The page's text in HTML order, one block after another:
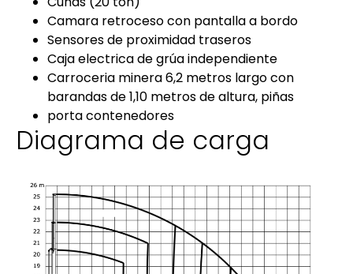
Camara retroceso con pantalla a bordo
Sensores de proximidad traseros
Caja electrica de grúa independiente
Carroceria minera 6,2 metros largo con
barandas de 1,10 metros de altura, piñas
porta contenedores
Diagrama de carga